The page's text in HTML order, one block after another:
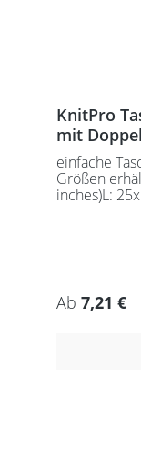
KnitPro
mit
einfache
Größen
inches)L:
Regulärer
Ab 7,21 €